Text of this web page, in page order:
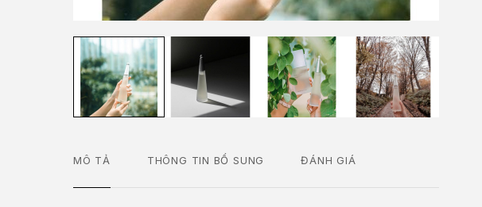
MÔ TẢ THÔNG TIN BỔ SUNG ĐÁNH GIÁ